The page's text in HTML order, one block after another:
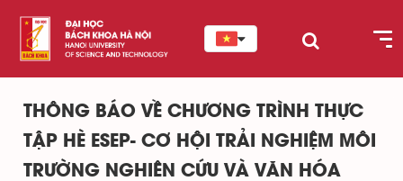
THÔNG BÁO VỀ CHƯƠNG TRÌNH THỰC
TẬP HÈ ESEP- CƠ HỘI TRẢI NGHIỆM MÔI
TRƯỜNG NGHIÊN CỨU VÀ VĂN HÓA